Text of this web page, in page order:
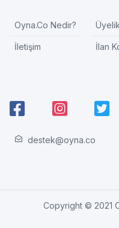
Oyna.Co Nedir?
İletişim İlan
destek@oyna.co
Copyright © 2021